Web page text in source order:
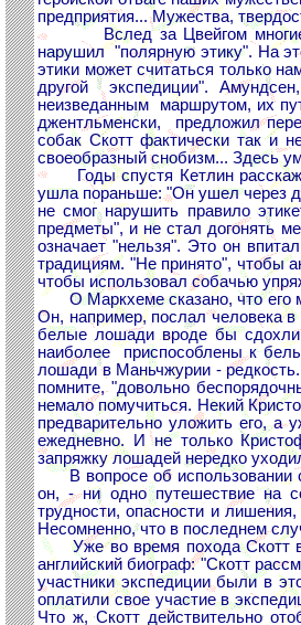
предприятия... Мужества,
Вслед за Цвейгом многие
нарушил "полярную этику". На
этики может считаться только
другой экспедиции".
неизведанным маршрутом, их
джентльменски, предложил
собак Скотт фактически так и
своеобразный снобизм... Здесь
Годы спустя Кетлин расскажет
ушла пораньше: "Он ушел через
не смог нарушить правило
предметы", и не стал догонять
означает "нельзя". Это он
традициям. "Не принято", чтобы
чтобы использовал собачью
О Маркхеме сказано, что его
Он, например, послал человека
белые лошади вроде бы
наиболее приспособлены к
лошади в Маньчжурии -
помните, "довольно
немало помучиться. Некий
предварительно уложить его,
ежедневно. И не только
запряжку лошадей нередко
В вопросе об использовании
он, - ни одно путешествие на
трудности, опасности и
Несомненно, что в последнем
Уже во время похода Скотт
английский биограф: "Скотт
участники экспедиции были в
оплатили свое участие в
Что ж, Скотт действительно